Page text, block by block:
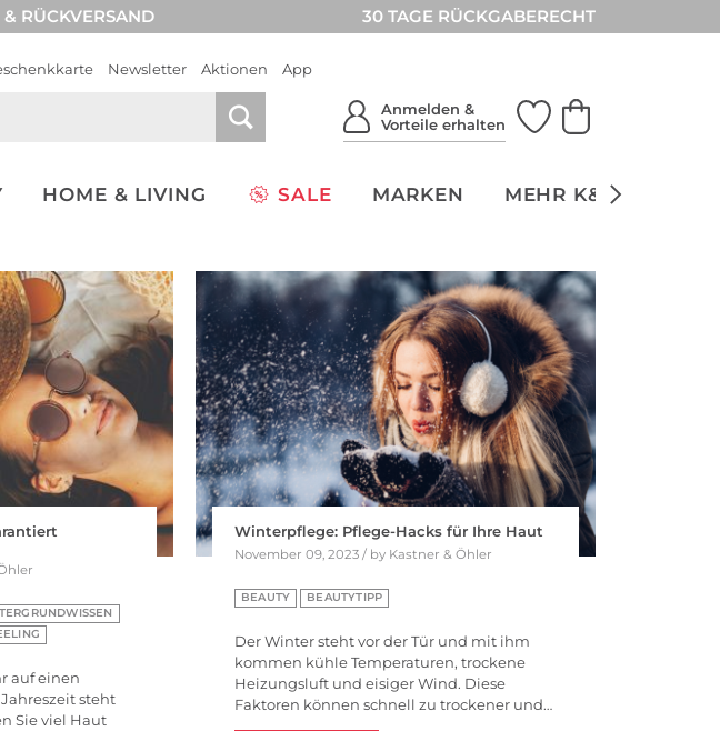
RÜCKVERSAND 30 TAGE RÜCKGABERECHT
Newsletter Aktionen App
Anmelden &
Vorteile erhalten
HOME & LIVING SALE MARKEN MEHR K&Ö
auf einen
steht
Sie viel Haut
Winterpflege: Pflege-Hacks für Ihre Haut
November 09, 2023 / by Kastner & Öhler
BEAUTY BEAUTYTIPP
Der Winter steht vor der Tür und mit ihm
kommen kühle Temperaturen, trockene
Heizungsluft und eisiger Wind. Diese
Faktoren können schnell zu trockener und…